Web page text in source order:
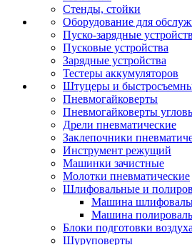
Стенды, стойки
Оборудование для
Пуско-зарядные
Пусковые устройства
Зарядные устройства
Тестеры аккумуляторов
Штуцеры и
Пневмогайковерты
Пневмогайковерты
Дрели пневматические
Заклепочники
Инструмент режущий
Машинки зачистные
Молотки пневматические
Шлифовальные и
Машина
Машина
Блоки подготовки
Шуруповерты